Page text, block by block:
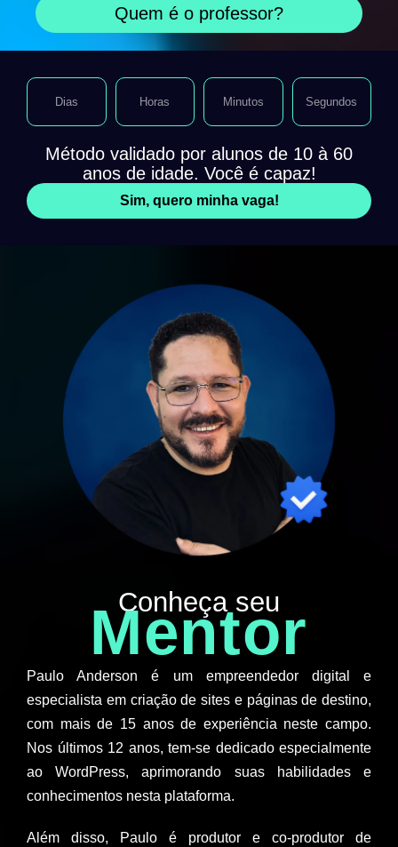
Quem é o professor?
Método validado por alunos de 10 à 60
anos de idade. Você é capaz!
Sim, quero minha vaga!
Dias Horas Minutos Segundos
Conheça seu
Mentor
Paulo Anderson é um empreendedor digital e
especialista em criação de sites e páginas de destino,
com mais de 15 anos de experiência neste campo.
Nos últimos 12 anos, tem-se dedicado especialmente
ao WordPress, aprimorando suas habilidades e
conhecimentos nesta plataforma.
Além disso, Paulo é produtor e co-produtor de